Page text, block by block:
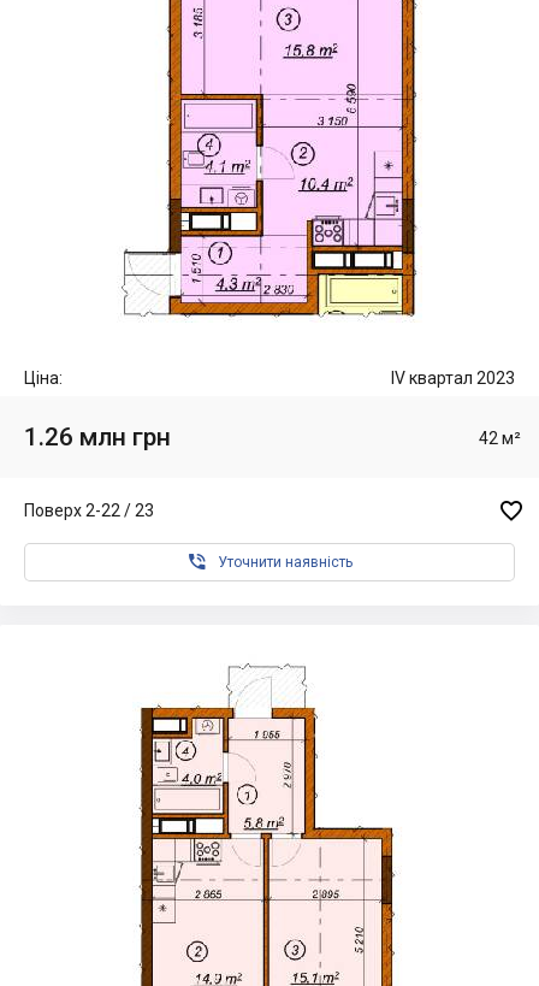
Ціна: IV квартал 2023
1.26 млн грн 42 м²
Поверх 2-22 / 23 
 Уточнити наявність